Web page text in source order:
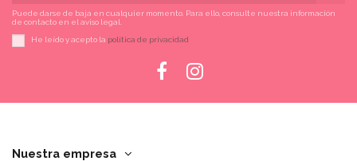
Puede darse de baja en cualquier momento. Para ello, consulte nuestra información
de contacto en el aviso legal.
He leído y acepto la política de privacidad
Nuestra empresa